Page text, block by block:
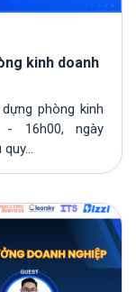
kinh doanh
phòng kinh
16h00, ngày